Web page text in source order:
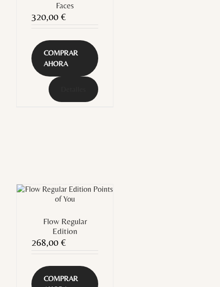
Faces
320,00 €
COMPRAR
AHORA
Flow Regular
Edition
268,00 €
COMPRAR